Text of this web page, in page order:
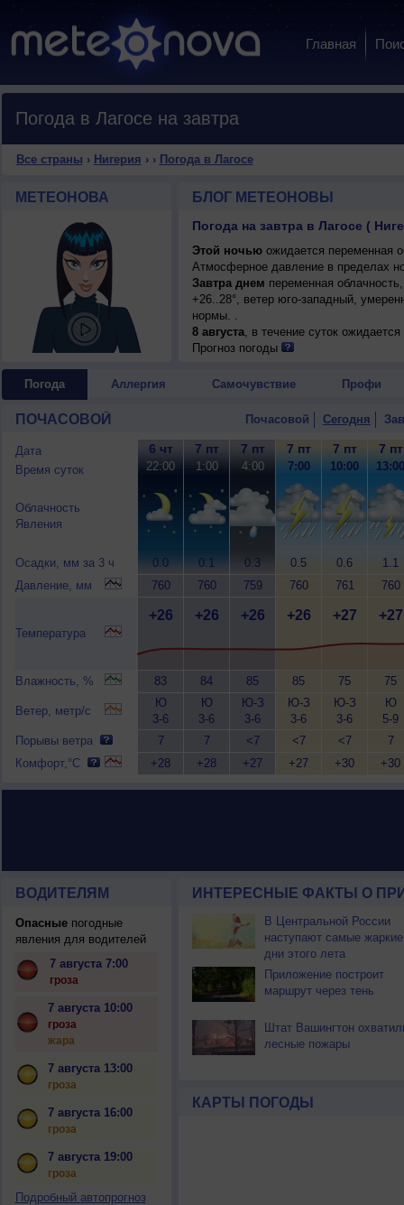
Главная
Погода в Лагосе на завтра
Все страны › Нигерия › › Погода в Лагосе
МЕТЕОНОВА БЛОГ МЕТЕОНОВЫ
Погода на завтра в Лагосе (
Этой ночьюожидается переменная
Атмосферное давление в пределах
Завтра днем переменная
+26..28°, ветер юго-западный,
нормы. .
8 августа, в течение суток
ночью и днем +25..27°, ветер юго-
Прогноз погоды
Погода Аллергия Самочувствие Профи
ПОЧАСОВОЙ Почасовой Сегодня
Дата
Время суток
Облачность
Явления
Осадки, мм за 3 ч
Давление, мм
Температура
Влажность, %
Ветер, метр/с
Порывы ветра
Комфорт,°C
6 чт
22:00
0.0
760
+26
83
Ю
3-6
7
+28
7 пт
1:00
0.1
760
+26
84
Ю
3-6
7
+28
7 пт
4:00
0.3
759
+26
85
Ю-З
3-6
<7
+27
7 пт
7:00
0.5
760
+26
85
Ю-З
3-6
<7
+27
7 пт
10:00
0.6
761
+27
75
Ю-З
3-6
<7
+30
7 пт
13:00
1.1
760
+27
75
Ю
5-9
7
+30
ВОДИТЕЛЯМ
Опасныепогодные
явления для водителей
7 августа 7:00
гроза
7 августа 10:00
гроза
жара
7 августа 13:00
гроза
7 августа 16:00
гроза
7 августа 19:00
гроза
Подробный автопрогноз
ИНТЕРЕСНЫЕ ФАКТЫ О
В Центральной России
наступают самые жаркие
дни этого лета
Приложение построит
маршрут через тень
Штат Вашингтон
лесные пожары
КАРТЫ ПОГОДЫ